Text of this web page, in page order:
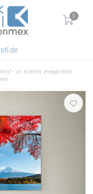
0
in einem eleganten